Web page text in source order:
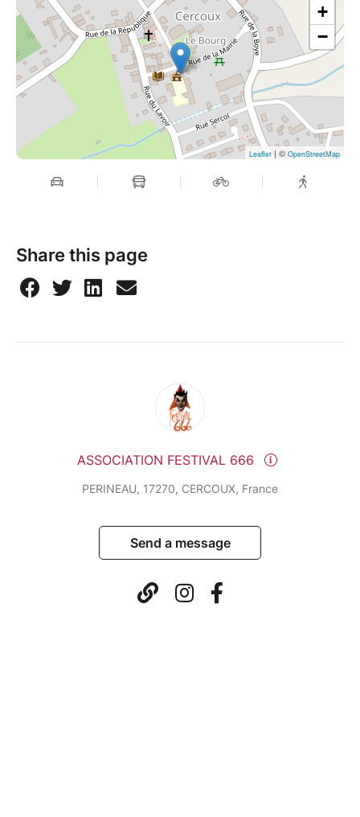
+
−
Leaflet| © OpenStreetMap
Share this page
ASSOCIATION FESTIVAL 666
PERINEAU, 17270, CERCOUX, France
Send a message